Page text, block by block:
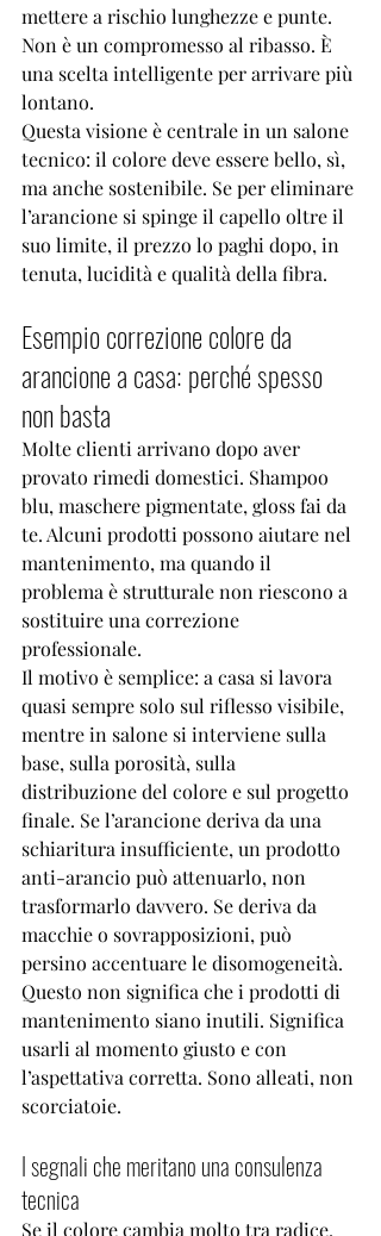
mettere a rischio lunghezze e punte.
Non è un compromesso al ribasso. È
una scelta intelligente per arrivare più
lontano.
Questa visione è centrale in un salone
tecnico: il colore deve essere bello, sì,
ma anche sostenibile. Se per eliminare
l’arancione si spinge il capello oltre il
suo limite, il prezzo lo paghi dopo, in
tenuta, lucidità e qualità della fibra.
Esempio correzione colore da
arancione a casa: perché spesso
non basta
Molte clienti arrivano dopo aver
provato rimedi domestici. Shampoo
blu, maschere pigmentate, gloss fai da
te. Alcuni prodotti possono aiutare nel
mantenimento, ma quando il
problema è strutturale non riescono a
sostituire una correzione
professionale.
Il motivo è semplice: a casa si lavora
quasi sempre solo sul riflesso visibile,
mentre in salone si interviene sulla
base, sulla porosità, sulla
distribuzione del colore e sul progetto
finale. Se l’arancione deriva da una
schiaritura insufficiente, un prodotto
anti-arancio può attenuarlo, non
trasformarlo davvero. Se deriva da
macchie o sovrapposizioni, può
persino accentuare le disomogeneità.
Questo non significa che i prodotti di
mantenimento siano inutili. Significa
usarli al momento giusto e con
l’aspettativa corretta. Sono alleati, non
scorciatoie.
I segnali che meritano una consulenza
tecnica
Se il colore cambia molto tra radice,